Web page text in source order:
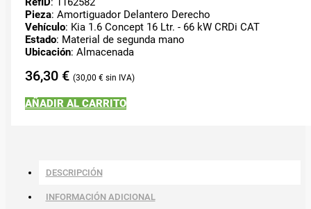
Pieza: Amortiguador Delantero Derecho
Vehículo: Kia 1.6 Concept 16 Ltr. - 66 kW CRDi CAT
Estado: Material de segunda mano
Ubicación: Almacenada
36,30 € 30,00 €
AÑADIR AL CARRITO
DESCRIPCIÓN
INFORMACIÓN ADICIONAL